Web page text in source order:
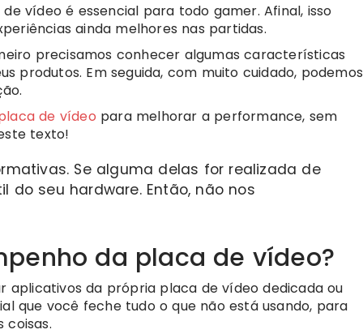
vídeo é essencial para todo gamer. Afinal, isso
ainda melhores nas partidas.
precisamos conhecer algumas características
produtos. Em seguida, com muito cuidado, podemos
de vídeo para melhorar a performance, sem
texto!
Se alguma delas for realizada de
do seu hardware. Então, não nos
da placa de vídeo?
aplicativos da própria placa de vídeo dedicada ou
que você feche tudo o que não está usando, para
coisas.